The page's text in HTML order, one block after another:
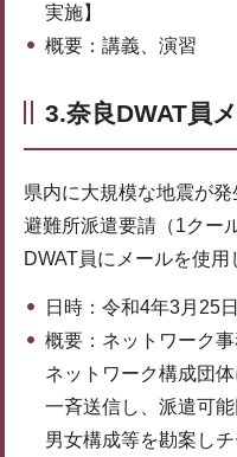
実施】
概要：講義、演習
3.奈良DWAT員
県内に大規模な地震が
避難所派遣要請（1クー
DWAT員にメールを使用
日時：令和4年3月25
概要：ネットワーク
ネットワーク構成団
一斉送信し、派遣可
男女構成等を勘案しチ